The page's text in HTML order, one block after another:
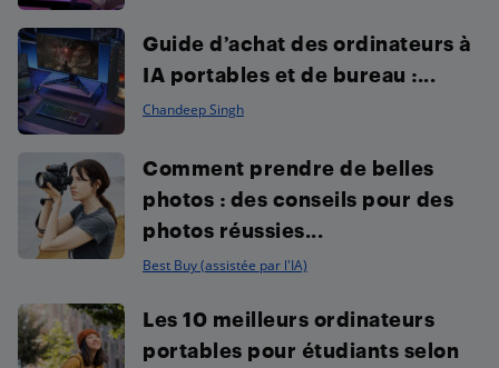
Guide d’achat des ordinateurs à
IA portables et de bureau :...
Chandeep Singh
Comment prendre de belles
photos : des conseils pour des
photos réussies...
Best Buy (assistée par l'IA)
Les 10 meilleurs ordinateurs
portables pour étudiants selon